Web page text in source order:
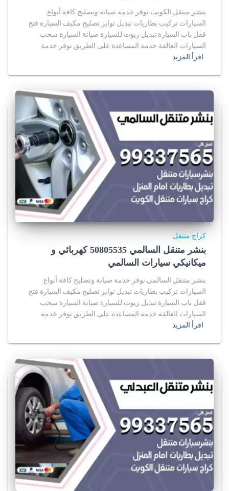
بنشر متنقل الكويت نوفر خدمة صيانة وتصليح كافة أنواع
السيارات تركيب بطاريات تبديل تواير تصليح مكيف السيارة فتح
قفل باب السيارة تبديل زيوت للسيارة صيانة السيارة سحب
السيارات العالقة خدمة المساعدة على الطريق نوفر خدمة
اقرأ المزيد
كراج متنقل
بنشر متنقل السالمي 50805535‬ كهربائي و
ميكانيكي سيارات السالمي
بنشر متنقل السالمي نوفر خدمة صيانة وتصليح كافة أنواع
السيارات تركيب بطاريات تبديل تواير تصليح مكيف السيارة فتح
قفل باب السيارة تبديل زيوت للسيارة صيانة السيارة سحب
السيارات العالقة خدمة المساعدة على الطريق نوفر خدمة
اقرأ المزيد